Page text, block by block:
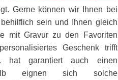
Gerne können wir Ihnen bei
sein und Ihnen gleich
mit Gravur zu den Favoriten
Geschenk trifft
hat garantiert auch einen
eignen sich solche